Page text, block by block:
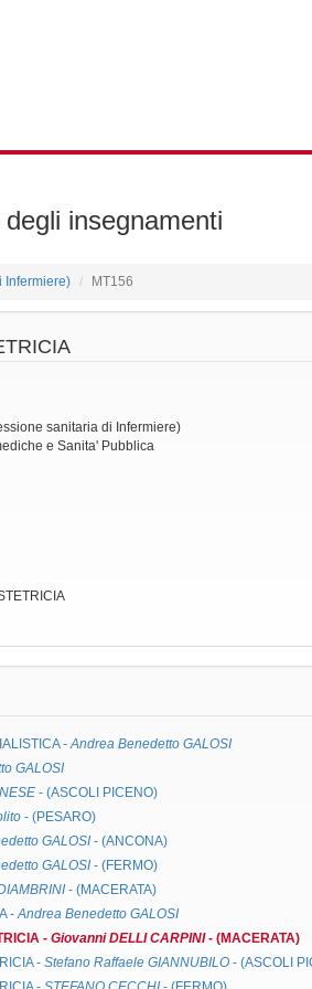
insegnamenti
Infermiere) MT156
sanitaria di Infermiere)
e Sanita' Pubblica
-Andrea Benedetto GALOSI
GALOSI
- (ASCOLI PICENO)
- (PESARO)
GALOSI - (ANCONA)
GALOSI - (FERMO)
- (MACERATA)
-Andrea Benedetto GALOSI
- Giovanni DELLI CARPINI- (MACERATA)
- Stefano Raffaele GIANNUBILO - (ASCOLI